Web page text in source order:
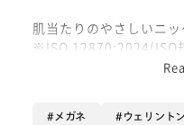
肌当たりのやさしいニ
※ISO 12870:2024(ISO
メガネ ウェリントン